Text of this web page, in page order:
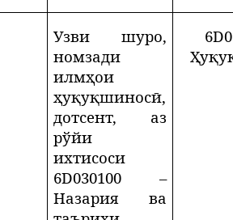
Узви шуро,
номзади
илмҳои
ҳуқуқшиносӣ,
дотсент, аз
рўйи
ихтисоси
6D030100 –
Назария ва
6D